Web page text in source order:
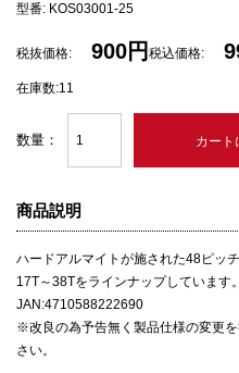
型番: KOS03001-25
税抜価格: 900円 税込価格:
在庫数:11
数量：
商品説明
ハードアルマイトが施された48ピッ
17T～38Tをラインナップしています。
JAN:4710588222690
※改良の為予告無く製品仕様の変更
さい。